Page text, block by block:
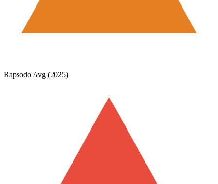
Rapsodo Avg (2025)